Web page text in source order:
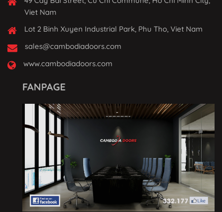
Viet Nam
Lot 2 Binh Xuyen Industrial Park, Phu Tho, Viet Nam
sales@cambodiadoors.com
www.cambodiadoors.com
FANPAGE